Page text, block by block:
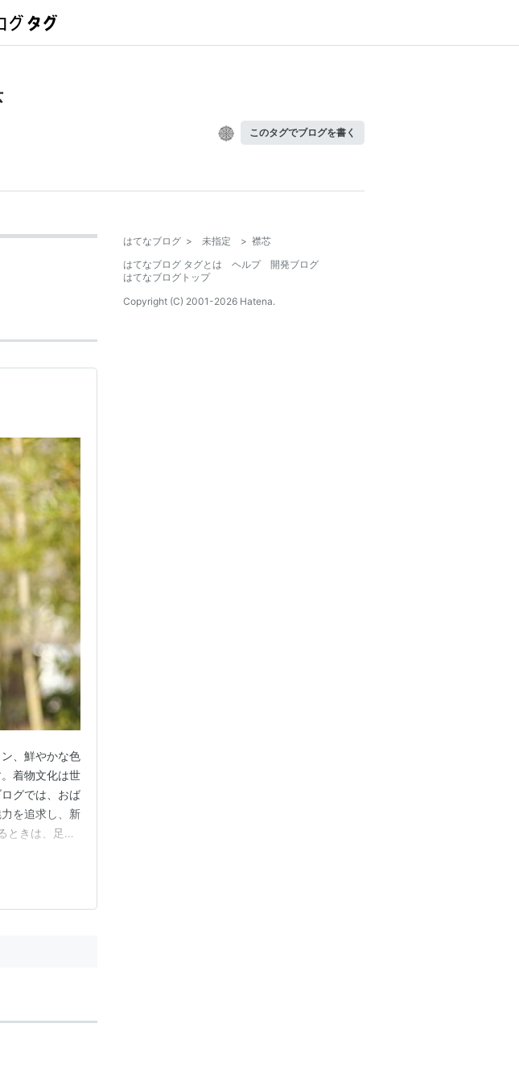
このタグでブログを書く
、鮮やかな色
着物文化は世
グでは、おば
を追求し、新
ときは、足袋
の襟芯（衿
はてなブログ > 未指定 > 襟芯
はてなブログ タグとは
ヘルプ
開発ブログ
はてなブログトップ
Copyright (C) 2001-2026 Hatena.